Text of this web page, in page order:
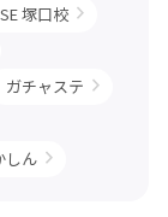
塚口校
ガチャステ
しん